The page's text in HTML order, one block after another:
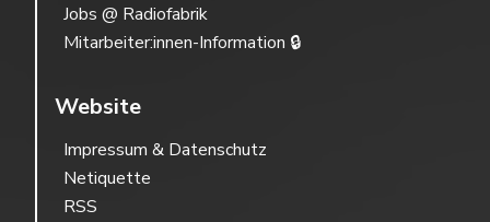
Jobs @ Radiofabrik
Mitarbeiter:innen-Information 🔒
Website
Impressum & Datenschutz
Netiquette
RSS